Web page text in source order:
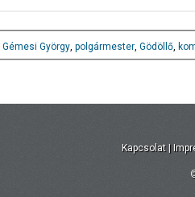
Gémesi György, polgármester, Gödöllő,
Kapcsolat |